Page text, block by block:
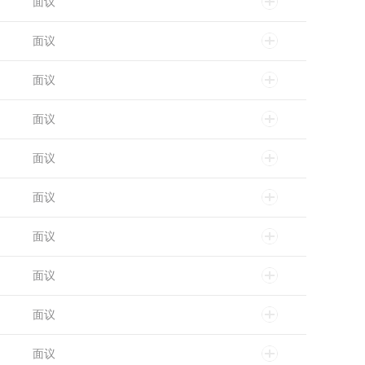
面议
面议
面议
面议
面议
面议
面议
面议
面议